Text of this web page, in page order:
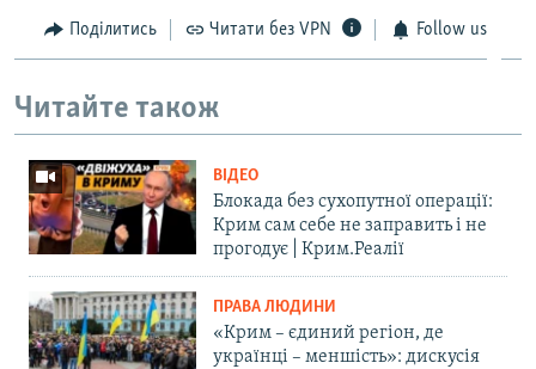
Поділитись Читати без VPN Follow us
Читайте також
ВІДЕО
Блокада без сухопутної операції:
Крим сам себе не заправить і не
прогодує | Крим.Реалії
ПРАВА ЛЮДИНИ
«Крим – єдиний регіон, де
українці – меншість»: дискусія